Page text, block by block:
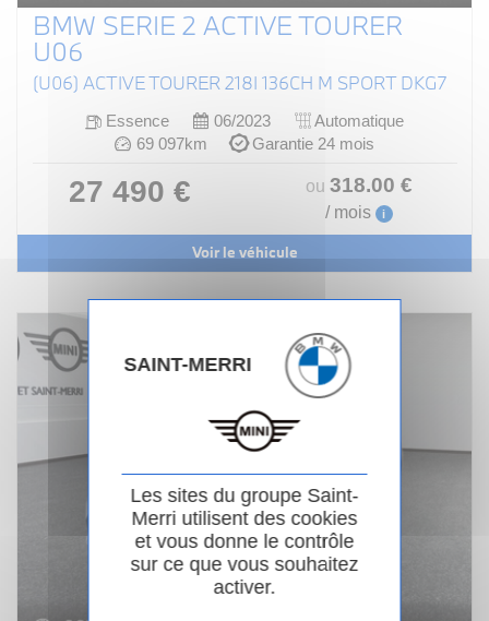
BMW SERIE 2 ACTIVE TOURER
U06
(U06) ACTIVE TOURER 218I 136CH M SPORT DKG7
Essence 06/2023
Automatique
69 097km
Garantie 24 mois
27 490 € ou 318.00 €
/ mois i
Voir le véhicule
SAINT-MERRI
Les sites du groupe Saint-
Merri utilisent des cookies
et vous donne le contrôle
sur ce que vous souhaitez
activer.